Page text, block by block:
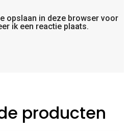
opslaan in deze browser voor
ik een reactie plaats.
producten